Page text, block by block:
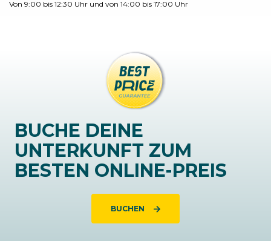
Von 9:00 bis 12:30 Uhr und von 14:00 bis 17:00 Uhr
BUCHE DEINE
UNTERKUNFT ZUM
BESTEN ONLINE-PREIS
BUCHEN